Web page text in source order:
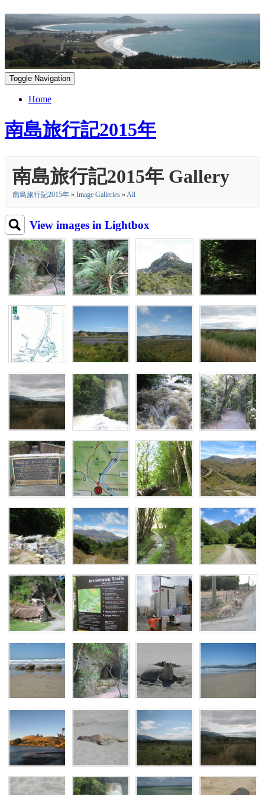
Toggle Navigation
Home
南島旅行記2015年
南島旅行記2015年 Gallery
南島旅行記2015年 » Image Galleries » All
View images in Lightbox